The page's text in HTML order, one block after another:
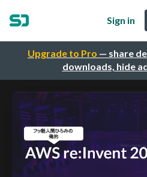
Upgrade to Pro — share
downloads, hide
Sign in